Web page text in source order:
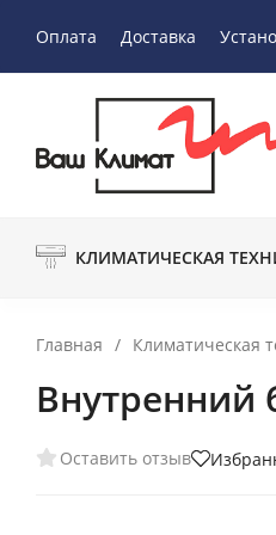
Оплата Доставка
КЛИМАТИЧЕСКАЯ
Главная / Климатическая
Внутренний
Оставить отзыв